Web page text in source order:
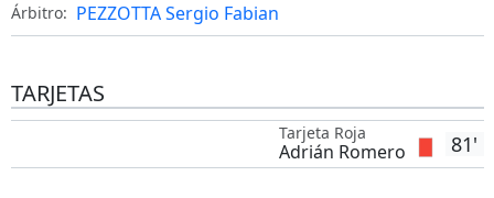
Árbitro: PEZZOTTA Sergio Fabian
TARJETAS
81'
Tarjeta Roja
Adrián Romero